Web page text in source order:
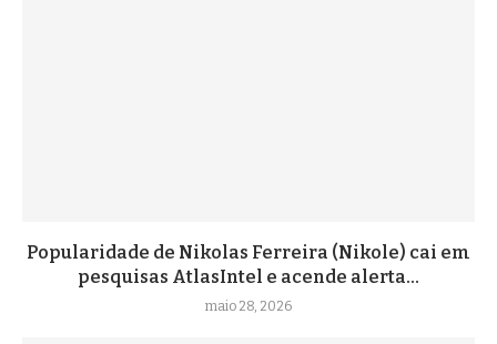
Popularidade de Nikolas Ferreira (Nikole) cai em
pesquisas AtlasIntel e acende alerta...
maio 28, 2026